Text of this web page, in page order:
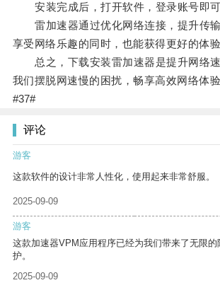
安装完成后，打开软件，登录账号即可
雷加速器通过优化网络连接，提升传输
享受网络乐趣的同时，也能获得更好的体验
总之，下载安装雷加速器是提升网络速
我们摆脱网速慢的困扰，畅享高效网络体验
#37#
评论
游客
这款软件的设计非常人性化，使用起来非常舒服。
2025-09-09
游客
这款加速器VPM应用程序已经为我们带来了无限
护。
2025-09-09